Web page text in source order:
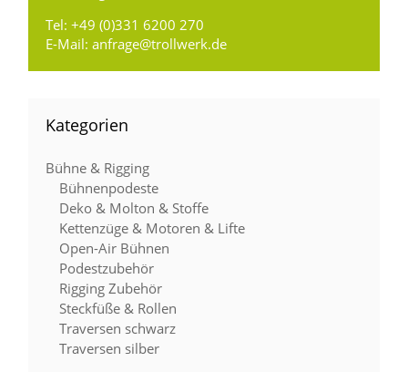
Tel:+49 (0)331 6200 270
E-Mail:anfrage@trollwerk.de
Kategorien
Bühne & Rigging
Bühnenpodeste
Deko & Molton & Stoffe
Kettenzüge & Motoren & Lifte
Open-Air Bühnen
Podestzubehör
Rigging Zubehör
Steckfüße & Rollen
Traversen schwarz
Traversen silber